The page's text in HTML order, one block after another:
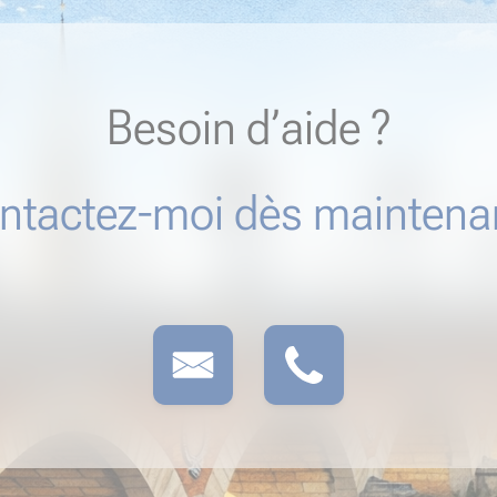
Besoin d’aide ?
moi dès